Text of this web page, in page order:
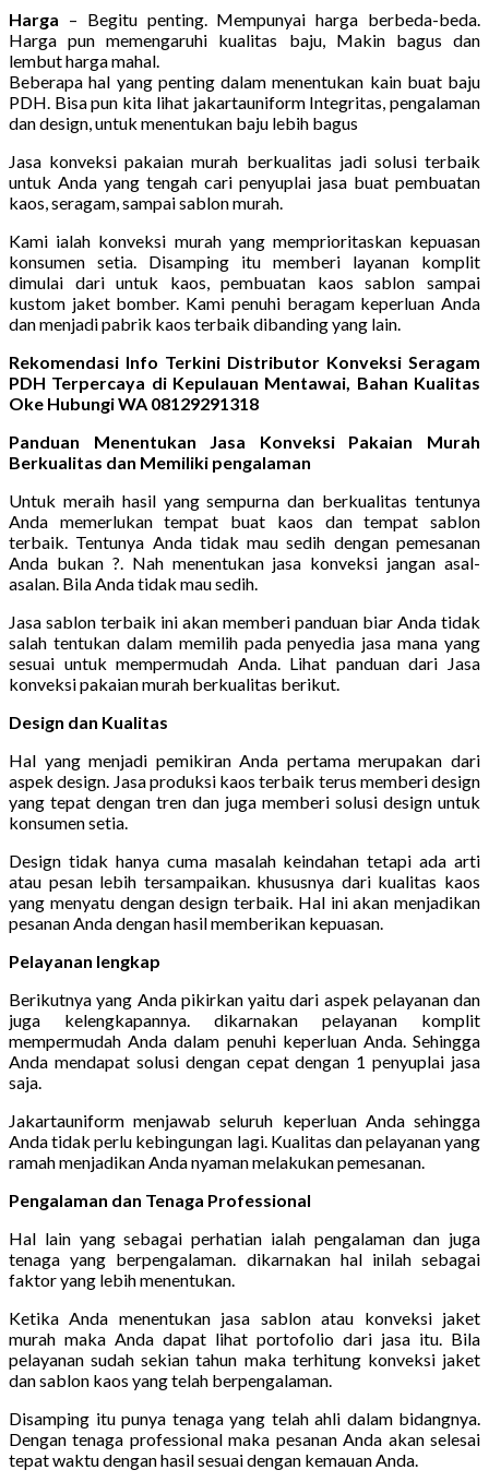
Harga – Begitu penting. Mempunyai harga berbeda-beda.
Harga pun memengaruhi kualitas baju, Makin bagus dan
lembut harga mahal.
Beberapa hal yang penting dalam menentukan kain buat baju
PDH. Bisa pun kita lihat jakartauniform Integritas, pengalaman
dan design, untuk menentukan baju lebih bagus
Jasa konveksi pakaian murah berkualitas jadi solusi terbaik
untuk Anda yang tengah cari penyuplai jasa buat pembuatan
kaos, seragam, sampai sablon murah.
Kami ialah konveksi murah yang memprioritaskan kepuasan
konsumen setia. Disamping itu memberi layanan komplit
dimulai dari untuk kaos, pembuatan kaos sablon sampai
kustom jaket bomber. Kami penuhi beragam keperluan Anda
dan menjadi pabrik kaos terbaik dibanding yang lain.
Rekomendasi Info Terkini Distributor Konveksi Seragam
PDH Terpercaya di Kepulauan Mentawai, Bahan Kualitas
Oke Hubungi WA 08129291318
Panduan Menentukan Jasa Konveksi Pakaian Murah
Berkualitas dan Memiliki pengalaman
Untuk meraih hasil yang sempurna dan berkualitas tentunya
Anda memerlukan tempat buat kaos dan tempat sablon
terbaik. Tentunya Anda tidak mau sedih dengan pemesanan
Anda bukan ?. Nah menentukan jasa konveksi jangan asal-
asalan. Bila Anda tidak mau sedih.
Jasa sablon terbaik ini akan memberi panduan biar Anda tidak
salah tentukan dalam memilih pada penyedia jasa mana yang
sesuai untuk mempermudah Anda. Lihat panduan dari Jasa
konveksi pakaian murah berkualitas berikut.
Design dan Kualitas
Hal yang menjadi pemikiran Anda pertama merupakan dari
aspek design. Jasa produksi kaos terbaik terus memberi design
yang tepat dengan tren dan juga memberi solusi design untuk
konsumen setia.
Design tidak hanya cuma masalah keindahan tetapi ada arti
atau pesan lebih tersampaikan. khususnya dari kualitas kaos
yang menyatu dengan design terbaik. Hal ini akan menjadikan
pesanan Anda dengan hasil memberikan kepuasan.
Pelayanan lengkap
Berikutnya yang Anda pikirkan yaitu dari aspek pelayanan dan
juga kelengkapannya. dikarnakan pelayanan komplit
mempermudah Anda dalam penuhi keperluan Anda. Sehingga
Anda mendapat solusi dengan cepat dengan 1 penyuplai jasa
saja.
Jakartauniform menjawab seluruh keperluan Anda sehingga
Anda tidak perlu kebingungan lagi. Kualitas dan pelayanan yang
ramah menjadikan Anda nyaman melakukan pemesanan.
Pengalaman dan Tenaga Professional
Hal lain yang sebagai perhatian ialah pengalaman dan juga
tenaga yang berpengalaman. dikarnakan hal inilah sebagai
faktor yang lebih menentukan.
Ketika Anda menentukan jasa sablon atau konveksi jaket
murah maka Anda dapat lihat portofolio dari jasa itu. Bila
pelayanan sudah sekian tahun maka terhitung konveksi jaket
dan sablon kaos yang telah berpengalaman.
Disamping itu punya tenaga yang telah ahli dalam bidangnya.
Dengan tenaga professional maka pesanan Anda akan selesai
tepat waktu dengan hasil sesuai dengan kemauan Anda.